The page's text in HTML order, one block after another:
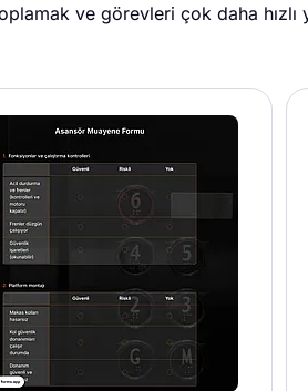
ve görevleri çok daha hızlı